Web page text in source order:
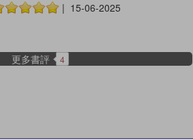
| 15-06-2025
更多書評 4